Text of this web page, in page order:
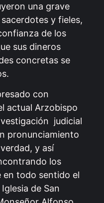
una grave
y fieles,
de los
sus dineros
concretas se
con
actual Arzobispo
judicial
pronunciamiento
y así
los
en todo sentido el
de San